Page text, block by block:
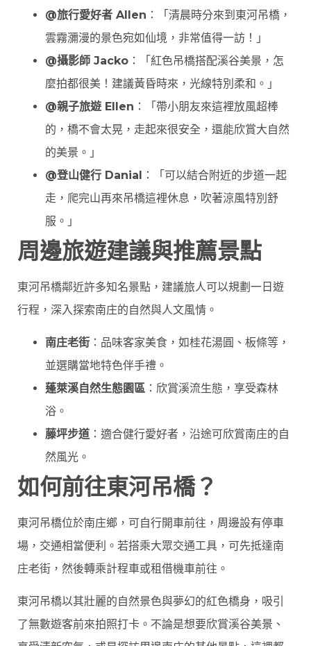
@旅行愛好者 Allen ：「清晨時分來到東河吊橋，
雲霧瀰漫的景色宛如仙境，非常值得一訪！」
@攝影師 Jacko ：「紅色吊橋搭配溪谷美景，怎
麼拍都很美！建議黃昏時來，光線特別柔和。」
@親子旅遊 Ellen ：「帶小朋友來這裡放風超棒
的，橋不會太晃，走起來很安全，還能欣賞大自然
的美景。」
@登山健行 Danial ：「可以結合附近的步道一起
走，爬完山再來吊橋這裡休息，吹著涼風特別舒
服。」
周邊旅遊建議與推薦景點
東河吊橋鄰近許多知名景點，建議旅人可以規劃一日遊
行程，深入探索南庄的自然與人文風情。
南庄老街 ：品味客家美食，如桂花湯圓、板條等，
並選購當地特色伴手禮。
蓬萊溪自然生態園區 ：欣賞溪流生態，享受森林
浴。
藤坪步道 ：適合健行愛好者，沿途可欣賞南庄的自
然風光。
如何前往東河吊橋？
東河吊橋位於南庄鄉，可自行開車前往，周邊設有停車
場，交通相當便利。若搭乘大眾交通工具，可先抵達南
庄老街，然後轉乘計程車或租借機車前往。
東河吊橋以其壯麗的自然景色與夢幻的紅色橋身，吸引
了無數遊客前來拍照打卡。不論是想要欣賞溪谷美景、